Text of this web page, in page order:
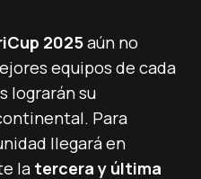
2025aún no
equipos de cada
lograrán su
Para
llegará en
la tercera y última